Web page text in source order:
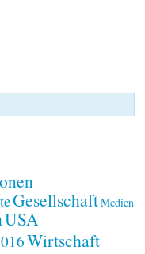
GesellschaftMedien
USA
Wirtschaft